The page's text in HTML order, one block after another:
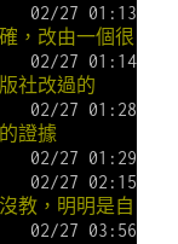
02/27 01:13
，改由一個很
02/27 01:14
社改過的
02/27 01:28
證據
02/27 01:29
02/27 02:15
教，明明是自
02/27 03:56